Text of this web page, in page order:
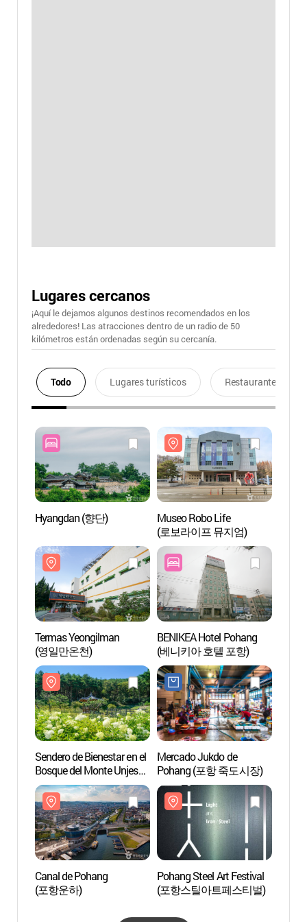
Lugares cercanos
¡Aquí le dejamos algunos destinos recomendados en los
alrededores! Las atracciones dentro de un radio de 50
kilómetros están ordenadas según su cercanía.
Todo Lugares turísticos Restaurantes
Hyangdan (향단)
Museo Robo Life
(로보라이프 뮤지엄)
Termas Yeongilman
(영일만온천)
BENIKEA Hotel Pohang
(베니키아 호텔 포항)
Sendero de Bienestar en el
Bosque del Monte Unjesan
(운제산산림욕장)
Mercado Jukdo de
Pohang (포항 죽도시장)
Canal de Pohang
(포항운하)
Pohang Steel Art Festival
(포항스틸아트페스티벌)